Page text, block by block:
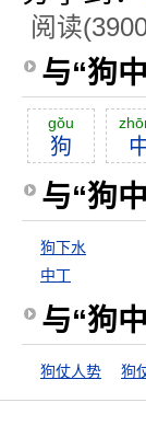
阅读
与“狗
gŏu
狗
与“狗
狗下水
中丁
与“狗
狗仗人势 狗